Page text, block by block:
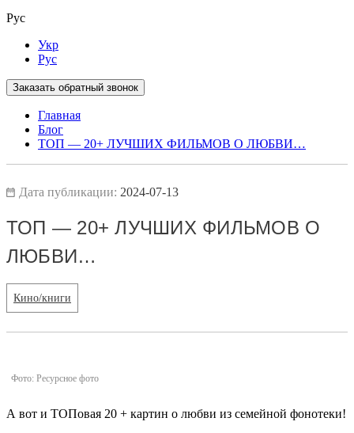
Рус
Укр
Рус
Заказать обратный звонок
Главная
Блог
ТОП — 20+ ЛУЧШИХ ФИЛЬМОВ О ЛЮБВИ…
Дата публикации: 2024-07-13
ТОП — 20+ ЛУЧШИХ ФИЛЬМОВ О
ЛЮБВИ…
Кино/книги
Фото: Ресурсное фото
А вот и ТОПовая 20 + картин о любви из семейной фонотеки!